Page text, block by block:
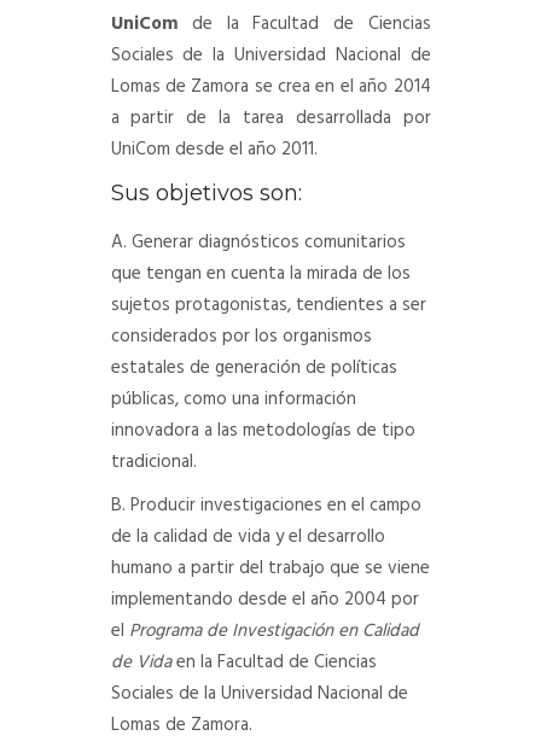
UniCom de la Facultad de Ciencias
Sociales de la Universidad Nacional de
Lomas de Zamora se crea en el año 2014
a partir de la tarea desarrollada por
UniCom desde el año 2011.
Sus objetivos son:
A. Generar diagnósticos comunitarios
que tengan en cuenta la mirada de los
sujetos protagonistas, tendientes a ser
considerados por los organismos
estatales de generación de políticas
públicas, como una información
innovadora a las metodologías de tipo
tradicional.
B. Producir investigaciones en el campo
de la calidad de vida y el desarrollo
humano a partir del trabajo que se viene
implementando desde el año 2004 por
el Programa de Investigación en Calidad
de Vidaen la Facultad de Ciencias
Sociales de la Universidad Nacional de
Lomas de Zamora.